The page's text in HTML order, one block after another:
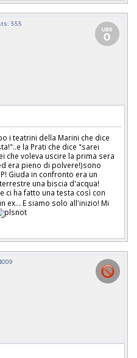
555
i teatrini della Marini che dice
la Prati che dice "sarei
che voleva uscire la prima sera
era pieno di polvere!)sono
Giuda in confronto era un
una biscia d'acqua!
ci ha fatto una testa così con
ex... E siamo solo all'inizio! Mi